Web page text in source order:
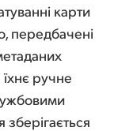
карти
передбачені
ручне